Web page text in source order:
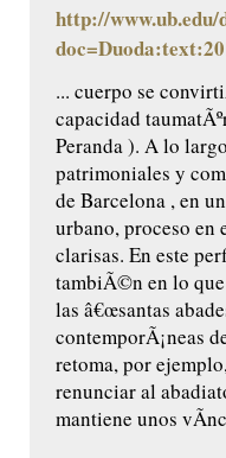
http://
... cuerpo se
capacidad
Peranda ). A lo
patrimoniales y
de Barcelona , en
urbano, proceso en
clarisas. En este
tambiÃ©n en lo
las â€œsantas
contemporÃ¡neas
retoma, por
renunciar al
mantiene unos